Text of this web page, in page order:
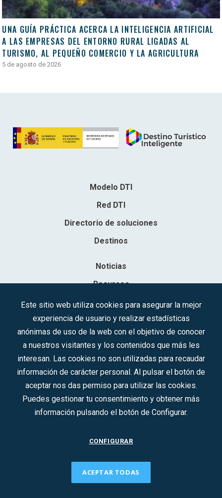
UNA GUÍA PRÁCTICA ACERCA LA INTELIGENCIA ARTIFICIAL
A LAS EMPRESAS DEL ENTORNO RURAL LIGADAS AL
TURISMO, AL PEQUEÑO COMERCIO Y LA AGRICULTURA
5 de agosto de 2026
Modelo DTI
Red DTI
Directorio de soluciones
Destinos
Noticias
Recursos
Contacto
Sociedad Mercantil Estatal para la Gestión de la Innovación y las
Síguenos en redes sociales:
CONTACTO
2022 © DTI · Todos los derechos reservados ·
Este sitio web utiliza cookies para asegurar la mejor
experiencia de usuario y realizar estadísticas
anónimas de uso de la web con el objetivo de conocer
a nuestros visitantes y los contenidos que más les
interesan. Las cookies no son utilizadas para recaudar
información de carácter personal. Al pulsar el botón de
aceptar nos das permiso para utilizar las cookies.
Puedes gestionar tu consentimiento y obtener más
información pulsando el botón de Configurar.
CONFIGURAR
ACEPTAR TODAS